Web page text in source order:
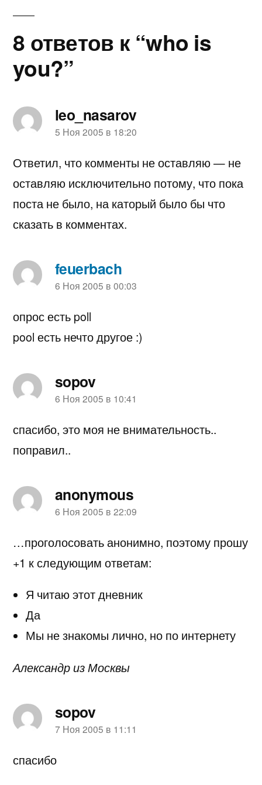
8 ответов к “who is
you?”
leo_nasarov
пишет:
5 Ноя 2005 в 18:20
Ответил, что комменты не оставляю — не
оставляю исключительно потому, что пока
поста не было, на каторый было бы что
сказать в комментах.
feuerbach
пишет:
6 Ноя 2005 в 00:03
опрос есть poll
pool есть нечто другое :)
sopov
пишет:
6 Ноя 2005 в 10:41
спасибо, это моя не внимательность..
поправил..
anonymous
пишет:
6 Ноя 2005 в 22:09
…проголосовать анонимно, поэтому прошу
+1 к следующим ответам:
Я читаю этот дневник
Да
Мы не знакомы лично, но по интернету
Александр из Москвы
sopov
пишет:
7 Ноя 2005 в 11:11
спасибо